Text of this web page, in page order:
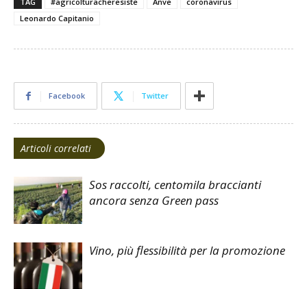
Leonardo Capitanio
Facebook Twitter
Articoli correlati
Sos raccolti, centomila braccianti
ancora senza Green pass
Vino, più flessibilità per la promozione